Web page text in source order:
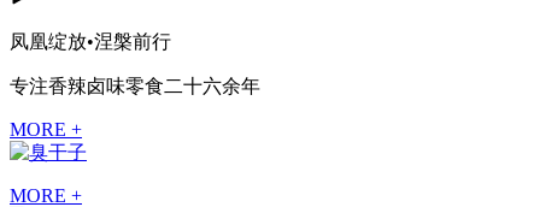
凤凰绽放•涅槃前行
专注香辣卤味零食二十六余年
MORE +
MORE +